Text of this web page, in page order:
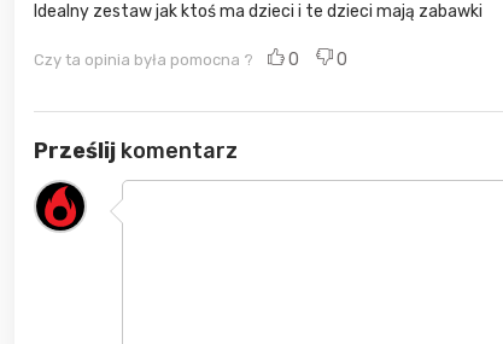
Idealny zestaw jak ktoś ma dzieci i te dzieci mają zabawki
Czy ta opinia była pomocna ? 0 0
Prześlij komentarz